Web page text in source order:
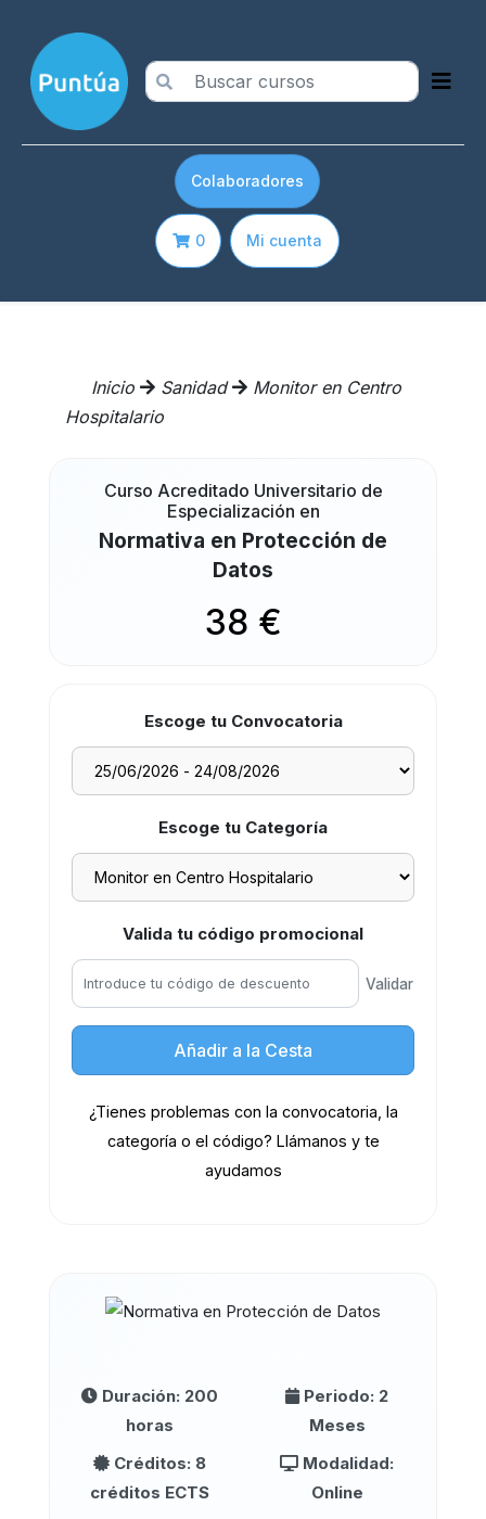
Colaboradores
0 Mi cuenta
Inicio Sanidad
Monitor en Centro
Hospitalario
Duración: 200
horas
Periodo: 2
Meses
Créditos: 8
créditos ECTS
Modalidad:
Online
Curso Acreditado Universitario de
Especialización en
Normativa en Protección de
Datos
38 €
Escoge tu Convocatoria
Escoge tu Categoría
Valida tu código promocional
Validar
Añadir a la Cesta
¿Tienes problemas con la convocatoria, la
categoría o el código? Llámanos y te
ayudamos